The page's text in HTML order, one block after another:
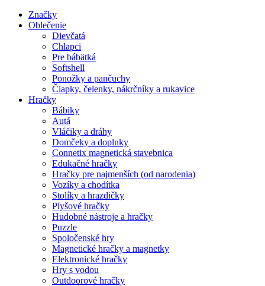
Značky
Oblečenie
Dievčatá
Chlapci
Pre bábätká
Softshell
Ponožky a pančuchy
Čiapky, čelenky, nákrčníky a rukavice
Hračky
Bábiky
Autá
Vláčiky a dráhy
Domčeky a doplnky
Connetix magnetická stavebnica
Edukačné hračky
Hračky pre najmenších (od narodenia)
Vozíky a chodítka
Stolíky a hrazdičky
Plyšové hračky
Hudobné nástroje a hračky
Puzzle
Spoločenské hry
Magnetické hračky a magnetky
Elektronické hračky
Hry s vodou
Outdoorové hračky